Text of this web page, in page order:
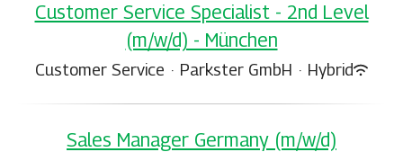
Customer Service Specialist - 2nd Level
(m/w/d) - München
Customer Service · Parkster GmbH · Hybrid
Sales Manager Germany (m/w/d)